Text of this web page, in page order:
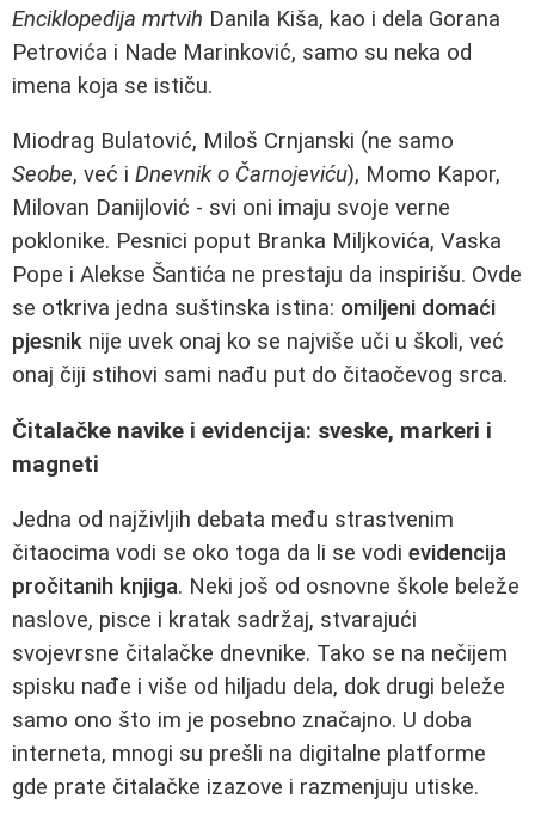
Enciklopedija mrtvih Danila Kiša, kao i dela Gorana
Petrovića i Nade Marinković, samo su neka od
imena koja se ističu.
Miodrag Bulatović, Miloš Crnjanski (ne samo
Seobe, već i Dnevnik o Čarnojeviću), Momo Kapor,
Milovan Danijlović - svi oni imaju svoje verne
poklonike. Pesnici poput Branka Miljkovića, Vaska
Pope i Alekse Šantića ne prestaju da inspirišu. Ovde
se otkriva jedna suštinska istina: omiljeni domaći
pjesnik nije uvek onaj ko se najviše uči u školi, već
onaj čiji stihovi sami nađu put do čitaočevog srca.
Čitalačke navike i evidencija: sveske, markeri i
magneti
Jedna od najživljih debata među strastvenim
čitaocima vodi se oko toga da li se vodi evidencija
pročitanih knjiga. Neki još od osnovne škole beleže
naslove, pisce i kratak sadržaj, stvarajući
svojevrsne čitalačke dnevnike. Tako se na nečijem
spisku nađe i više od hiljadu dela, dok drugi beleže
samo ono što im je posebno značajno. U doba
interneta, mnogi su prešli na digitalne platforme
gde prate čitalačke izazove i razmenjuju utiske.